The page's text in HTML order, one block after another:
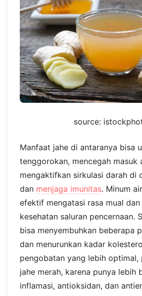
source:
Manfaat jahe di antaranya bisa
tenggorokan, mencegah masuk
mengaktifkan sirkulasi darah di
dan menjaga imunitas. Minum
efektif mengatasi rasa mual dan
kesehatan saluran pencernaan.
bisa menyembuhkan beberapa
dan menurunkan kadar
pengobatan yang lebih optimal,
jahe merah, karena punya lebih
inflamasi, antioksidan, dan